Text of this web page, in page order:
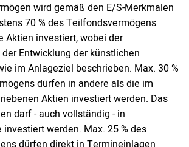
wird gemäß den E/S-Merkmalen
70 % des Teilfondsvermögens
Aktien investiert, wobei der
Entwicklung der künstlichen
im Anlageziel beschrieben. Max. 30 %
dürfen in andere als die im
Aktien investiert werden. Das
darf - auch vollständig - in
werden. Max. 25 % des